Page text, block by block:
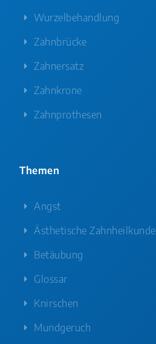
Wurzelbehandlung
Zahnbrücke
Zahnersatz
Zahnkrone
Zahnprothesen
Themen
Angst
Ästhetische Zahnheilkunde
Betäubung
Glossar
Knirschen
Mundgeruch